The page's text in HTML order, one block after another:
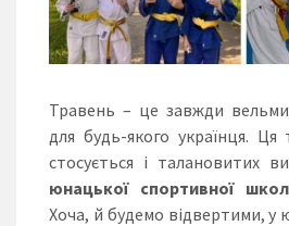
Травень – це завжди
для будь-якого українця. Ця
стосується і талановитих
юнацької спортивної
Хоча, й будемо відвертими, у